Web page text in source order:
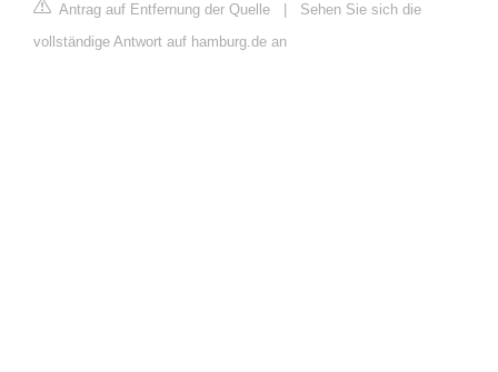
Antrag auf Entfernung der Quelle
Sehen Sie sich die
vollständige Antwort auf hamburg.de an